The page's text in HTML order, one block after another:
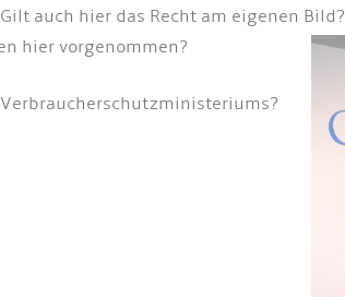
auch hier das Recht am eigenen Bild?
hier vorgenommen?